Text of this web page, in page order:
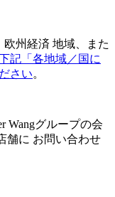
州経済 地域、また
記「各地域／国に
さい。
Wangグループの会
舗に お問い合わせ